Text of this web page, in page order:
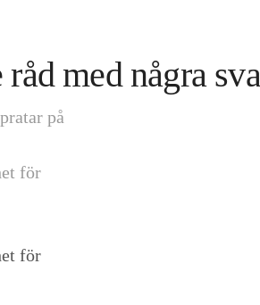
med några
för